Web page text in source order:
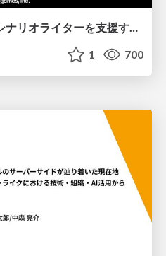
【CEDEC2026】ゲームシナリオライターを支援するAIツール開発の実践 ― 設計とプロンプトの工夫 ―
1 700